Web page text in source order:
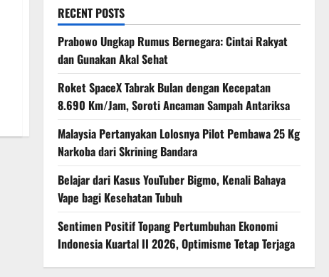
RECENT POSTS
Prabowo Ungkap Rumus Bernegara: Cintai Rakyat
dan Gunakan Akal Sehat
Roket SpaceX Tabrak Bulan dengan Kecepatan
8.690 Km/Jam, Soroti Ancaman Sampah Antariksa
Malaysia Pertanyakan Lolosnya Pilot Pembawa 25 Kg
Narkoba dari Skrining Bandara
Belajar dari Kasus YouTuber Bigmo, Kenali Bahaya
Vape bagi Kesehatan Tubuh
Sentimen Positif Topang Pertumbuhan Ekonomi
Indonesia Kuartal II 2026, Optimisme Tetap Terjaga